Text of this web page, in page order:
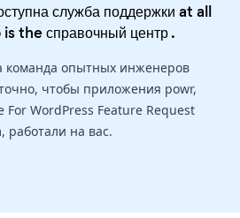
служба поддержки at all
is theсправочный центр.
команда опытных инженеров
чтобы приложения powr,
For WordPress Feature Request
работали на вас.